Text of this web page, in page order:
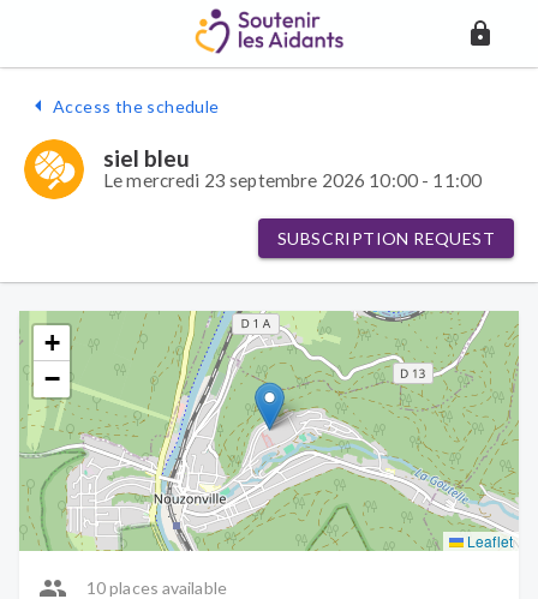
Access the schedule
siel bleu
Le mercredi 23 septembre 2026 10:00 - 11:00
SUBSCRIPTION REQUEST
+
−
Leaflet
10 places available